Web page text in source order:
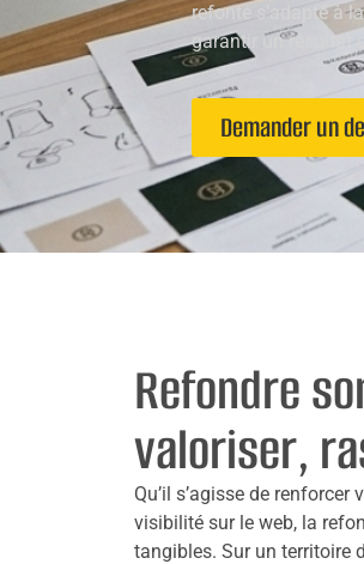
refonte s’adapte à
garantir un résultat
Demander un
Refondre
valoriser,
Qu’il s’agisse de renforcer
visibilité sur le web, la
tangibles. Sur un territoire